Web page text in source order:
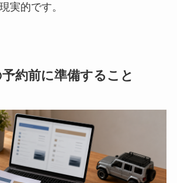
実的です。
約前に準備すること